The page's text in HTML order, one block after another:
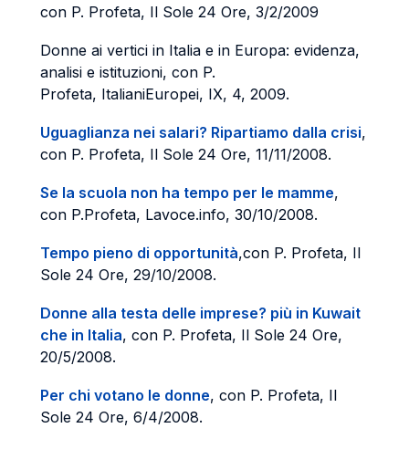
con P. Profeta, Il Sole 24 Ore, 3/2/2009
Donne ai vertici in Italia e in Europa: evidenza,
analisi e istituzioni, con P.
Profeta, ItalianiEuropei, IX, 4, 2009.
Uguaglianza nei salari? Ripartiamo dalla crisi,
con P. Profeta, Il Sole 24 Ore, 11/11/2008.
Se la scuola non ha tempo per le mamme,
con P.Profeta, Lavoce.info, 30/10/2008.
Tempo pieno di opportunità,con P. Profeta, Il
Sole 24 Ore, 29/10/2008.
Donne alla testa delle imprese? più in Kuwait
che in Italia, con P. Profeta, Il Sole 24 Ore,
20/5/2008.
Per chi votano le donne, con P. Profeta, Il
Sole 24 Ore, 6/4/2008.